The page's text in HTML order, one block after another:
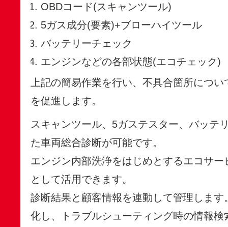
OBDコード(スキャンツール)
5ガス成分(要素)+ブローハイツール
バッテリーチェック
エンジンなどの各部状態(エコチェック)
上記の簡易作業を行い、不具合箇所につ
を促進します。
スキャンツール、5ガステスター、バッテ
た車両総合診断が可能です。
エンジン内部洗浄をはじめとするエコサ
として活用できます。
診断結果と顧客情報を連動して管理しま
化し、トラブルシューティング時の情報